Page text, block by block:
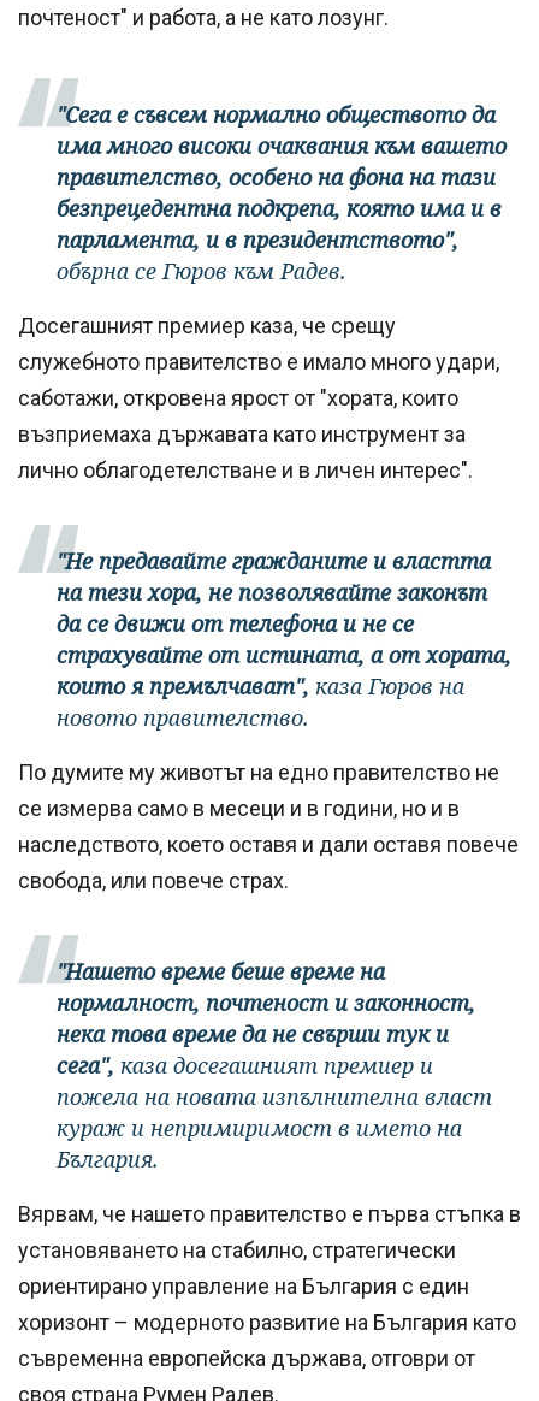
почтеност" и работа, а не като лозунг.
"Сега е съвсем нормално обществото да
има много високи очаквания към вашето
правителство, особено на фона на тази
безпрецедентна подкрепа, която има и в
парламента, и в президентството",
обърна се Гюров към Радев.
Досегашният премиер каза, че срещу
служебното правителство е имало много удари,
саботажи, откровена ярост от "хората, които
възприемаха държавата като инструмент за
лично облагодетелстване и в личен интерес".
"Не предавайте гражданите и властта
на тези хора, не позволявайте законът
да се движи от телефона и не се
страхувайте от истината, а от хората,
които я премълчават", каза Гюров на
новото правителство.
По думите му животът на едно правителство не
се измерва само в месеци и в години, но и в
наследството, което оставя и дали оставя повече
свобода, или повече страх.
"Нашето време беше време на
нормалност, почтеност и законност,
нека това време да не свърши тук и
сега", каза досегашният премиер и
пожела на новата изпълнителна власт
кураж и непримиримост в името на
България.
Вярвам, че нашето правителство е първа стъпка в
установяването на стабилно, стратегически
ориентирано управление на България с един
хоризонт – модерното развитие на България като
съвременна европейска държава, отговри от
своя страна Румен Радев.